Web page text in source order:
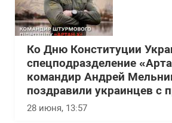
Ко Дню Конституции
спецподразделение
командир Андрей
поздравили украинцев с
28 июня, 13:57